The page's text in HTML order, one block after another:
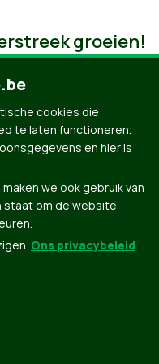
groeien!
cookies die
te laten functioneren.
en hier is
we ook gebruik van
staat om de website
Ons privacybeleid